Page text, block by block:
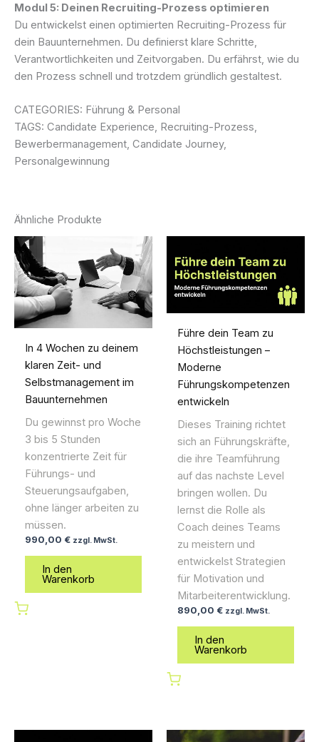
Modul 5: Deinen Recruiting-Prozess optimieren
Du entwickelst einen optimierten Recruiting-Prozess für
dein Bauunternehmen. Du definierst klare Schritte,
Verantwortlichkeiten und Zeitvorgaben. Du erfährst, wie du
den Prozess schnell und trotzdem gründlich gestaltest.
CATEGORIES: Führung & Personal
TAGS: Candidate Experience, Recruiting-Prozess,
Bewerbermanagement, Candidate Journey,
Personalgewinnung
Ähnliche Produkte
In 4 Wochen zu deinem
klaren Zeit- und
Selbstmanagement im
Bauunternehmen
Du gewinnst pro Woche
3 bis 5 Stunden
konzentrierte Zeit für
Führungs- und
Steuerungsaufgaben,
ohne länger arbeiten zu
müssen.
990,00 € zzgl. MwSt.
In den
Warenkorb
Führe dein Team zu
Höchstleistungen –
Moderne
Führungskompetenzen
entwickeln
Dieses Training richtet
sich an Führungskräfte,
die ihre Teamführung
auf das nachste Level
bringen wollen. Du
lernst die Rolle als
Coach deines Teams
zu meistern und
entwickelst Strategien
für Motivation und
Mitarbeiterentwicklung.
890,00 € zzgl. MwSt.
In den
Warenkorb